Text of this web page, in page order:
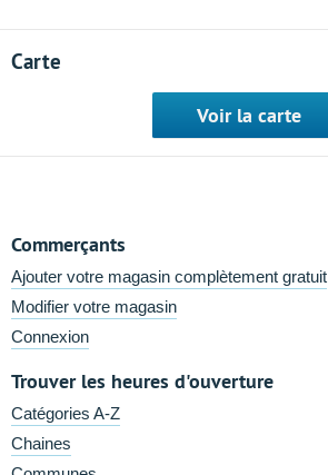
Carte
Voir la carte
Commerçants
Ajouter votre magasin complètement gratuit
Modifier votre magasin
Connexion
Trouver les heures d'ouverture
Catégories A-Z
Chaines